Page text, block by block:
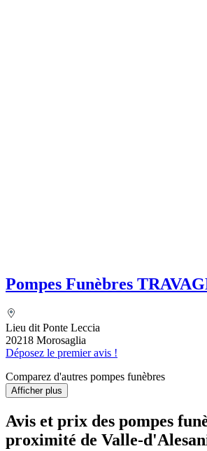
Pompes Funèbres
secondaire Grégoire
Lieu dit Ponte Leccia
20218 Morosaglia
Déposez le premier avis !
Comparez d'autres pompes funèbres
Afficher plus
Avis et prix des pompes
proximité de Valle-